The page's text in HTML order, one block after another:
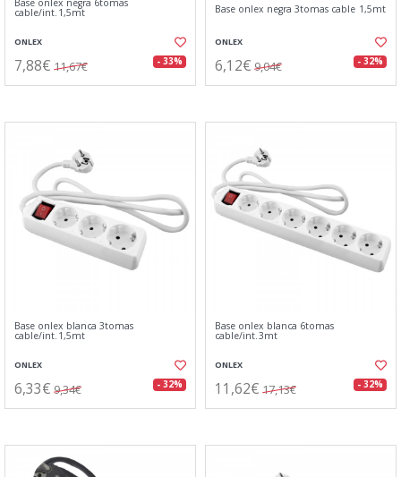
Base onlex negra 6tomas
cable/int.1,5mt
ONLEX
7,88€ 11,67€ - 33%
Base onlex negra 3tomas cable 1,5mt
ONLEX
6,12€ 9,04€ - 32%
Base onlex blanca 3tomas
cable/int.1,5mt
ONLEX
6,33€ 9,34€ - 32%
Base onlex blanca 6tomas
cable/int.3mt
ONLEX
11,62€ 17,13€ - 32%